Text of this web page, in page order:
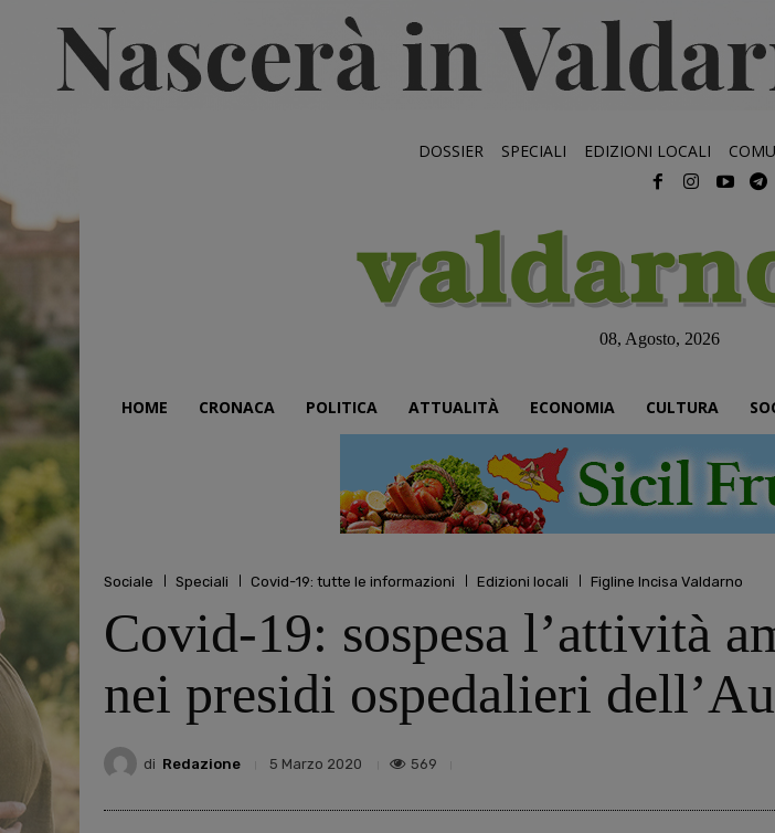
DOSSIER SPECIALI EDIZIONI LOCALI
08, Agosto, 2026
HOME CRONACA POLITICA ATTUALITÀ ECONOMIA CULTURA
Sociale Speciali Covid-19: tutte le informazioni Edizioni locali Figline Incisa Valdarno
Covid-19: sospesa l’attività
nei presidi ospedalieri
di Redazione 5 Marzo 2020 569